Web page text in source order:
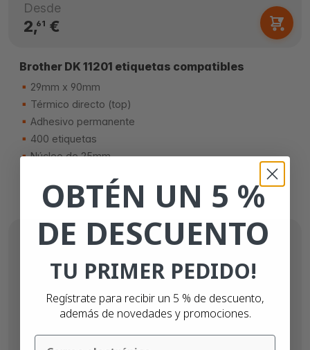
Desde
2,61 €
Brother DK 11201 etiquetas compatibles
29mm x 90mm
Térmico directo (top)
Adhesivo permanente
400 etiquetas
Núcleo de 25mm
OBTÉN UN 5 %
DE DESCUENTO
TU PRIMER PEDIDO!
Regístrate para recibir un 5 % de descuento,
además de novedades y promociones.
Email